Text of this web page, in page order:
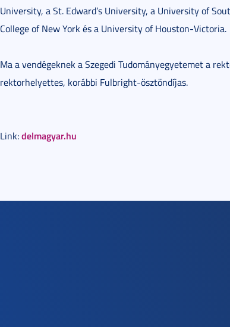
University, a St. Edward’s University, a University of
College of New York és a University of Houston-Victoria.
Ma a vendégeknek a Szegedi Tudományegyetemet a
rektorhelyettes, korábbi Fulbright-ösztöndíjas.
Link:delmagyar.hu